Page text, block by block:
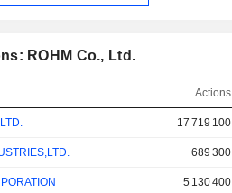
ROHM Co., Ltd.
Actions
17 719 100
689 300
5 130 400